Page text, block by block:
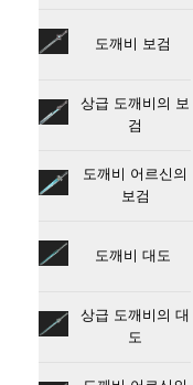
도깨비 보검
상급 도깨비의 보
검
도깨비 어르신의
보검
도깨비 대도
상급 도깨비의 대
도